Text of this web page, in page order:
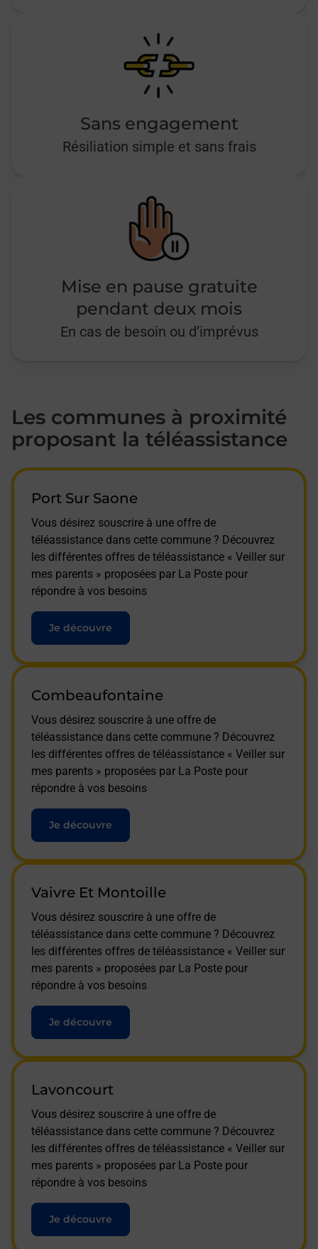
Sans engagement
Résiliation simple et sans frais
Mise en pause gratuite
pendant deux mois
En cas de besoin ou d’imprévus
Les communes à proximité
proposant la téléassistance
Port Sur Saone
Vous désirez souscrire à une offre de
téléassistance dans cette commune ? Découvrez
les différentes offres de téléassistance « Veiller sur
mes parents » proposées par La Poste pour
répondre à vos besoins
Je découvre
Combeaufontaine
Vous désirez souscrire à une offre de
téléassistance dans cette commune ? Découvrez
les différentes offres de téléassistance « Veiller sur
mes parents » proposées par La Poste pour
répondre à vos besoins
Je découvre
Vaivre Et Montoille
Vous désirez souscrire à une offre de
téléassistance dans cette commune ? Découvrez
les différentes offres de téléassistance « Veiller sur
mes parents » proposées par La Poste pour
répondre à vos besoins
Je découvre
Lavoncourt
Vous désirez souscrire à une offre de
téléassistance dans cette commune ? Découvrez
les différentes offres de téléassistance « Veiller sur
mes parents » proposées par La Poste pour
répondre à vos besoins
Je découvre